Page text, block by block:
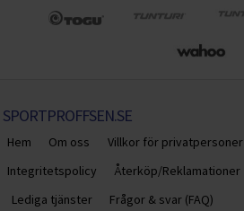
SPORTPROFFSEN.SE
Hem Om oss Villkor för privatpersoner
Integritetspolicy
Återköp/Reklamationer
Lediga tjänster
Frågor & svar (FAQ)